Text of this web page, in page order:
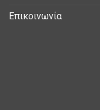
Επικοινωνία